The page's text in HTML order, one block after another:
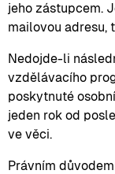
jeho zástupcem.
mailovou adresu,
Nedojde-li
vzdělávacího
poskytnuté
jeden rok od
ve věci.
Právním